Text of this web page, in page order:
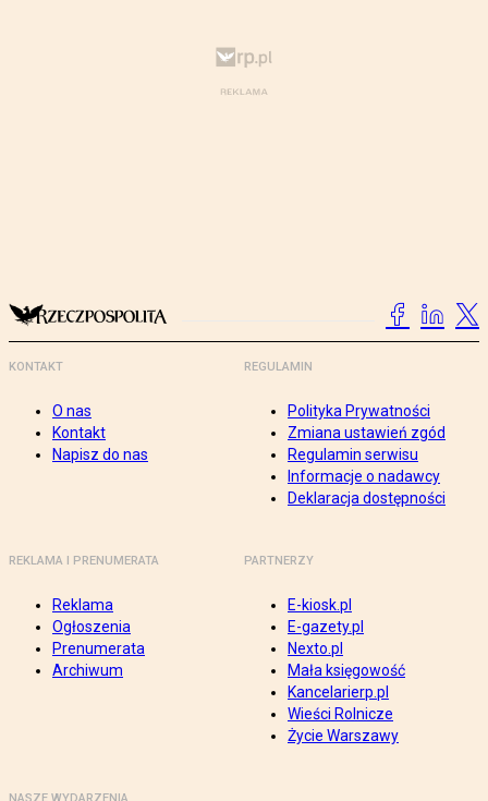
KONTAKT
O nas
Kontakt
Napisz do nas
REGULAMIN
Polityka Prywatności
Zmiana ustawień zgód
Regulamin serwisu
Informacje o nadawcy
Deklaracja dostępności
REKLAMA I PRENUMERATA
Reklama
Ogłoszenia
Prenumerata
Archiwum
PARTNERZY
E-kiosk.pl
E-gazety.pl
Nexto.pl
Mała księgowość
Kancelarierp.pl
Wieści Rolnicze
Życie Warszawy